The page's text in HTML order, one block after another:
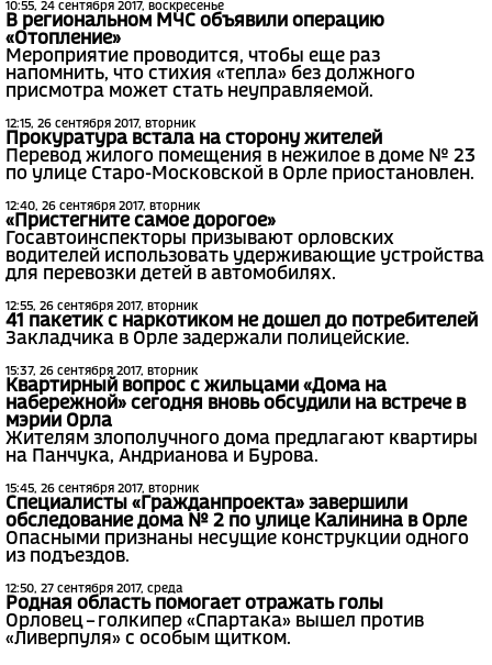
10:55, 24 сентября 2017, воскресенье
В региональном МЧС объявили операцию
«Отопление»
Мероприятие проводится, чтобы еще раз
напомнить, что стихия «тепла» без должного
присмотра может стать неуправляемой.
12:15, 26 сентября 2017, вторник
Прокуратура встала на сторону жителей
Перевод жилого помещения в нежилое в доме № 23
по улице Старо-Московской в Орле приостановлен.
12:40, 26 сентября 2017, вторник
«Пристегните самое дорогое»
Госавтоинспекторы призывают орловских
водителей использовать удерживающие устройства
для перевозки детей в автомобилях.
12:55, 26 сентября 2017, вторник
41 пакетик с наркотиком не дошел до потребителей
Закладчика в Орле задержали полицейские.
15:37, 26 сентября 2017, вторник
Квартирный вопрос с жильцами «Дома на
набережной» сегодня вновь обсудили на встрече в
мэрии Орла
Жителям злополучного дома предлагают квартиры
на Панчука, Андрианова и Бурова.
15:45, 26 сентября 2017, вторник
Специалисты «Гражданпроекта» завершили
обследование дома № 2 по улице Калинина в Орле
Опасными признаны несущие конструкции одного
из подъездов.
12:50, 27 сентября 2017, среда
Родная область помогает отражать голы
Орловец – голкипер «Спартака» вышел против
«Ливерпуля» с особым щитком.